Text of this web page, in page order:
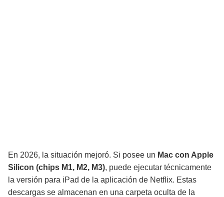
En 2026, la situación mejoró. Si posee un Mac con Apple
Silicon (chips M1, M2, M3), puede ejecutar técnicamente
la versión para iPad de la aplicación de Netflix. Estas
descargas se almacenan en una carpeta oculta de la